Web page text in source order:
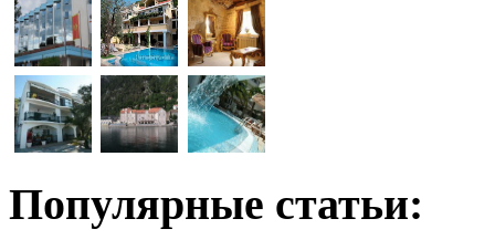
Популярные статьи: